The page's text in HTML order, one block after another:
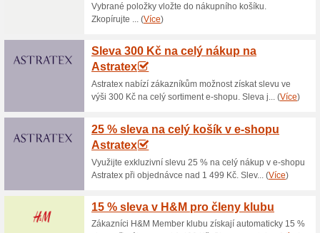
Aktuální slevy a
Doprava zdarma
68% fungovalo Akce
Nakupte v internetovém